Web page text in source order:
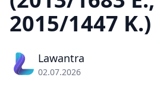
2015/1447 K.)
Lawantra
02.07.2026